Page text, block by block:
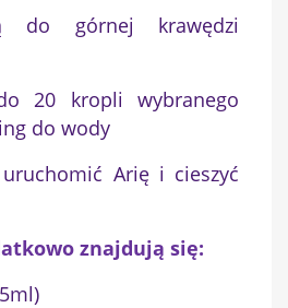
do górnej krawędzi
20 kropli wybranego
do wody
Arię i cieszyć
znajdują się: